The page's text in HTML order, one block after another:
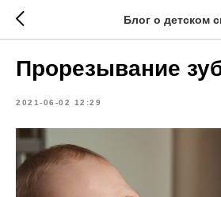
Блог о детском
Прорезывание
2021-06-02 12:29